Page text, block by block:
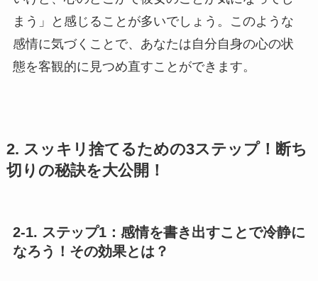
まう」と感じることが多いでしょう。このような
感情に気づくことで、あなたは自分自身の心の状
態を客観的に見つめ直すことができます。
2. スッキリ捨てるための3ステップ！断ち
切りの秘訣を大公開！
2-1. ステップ1：感情を書き出すことで冷静に
なろう！その効果とは？